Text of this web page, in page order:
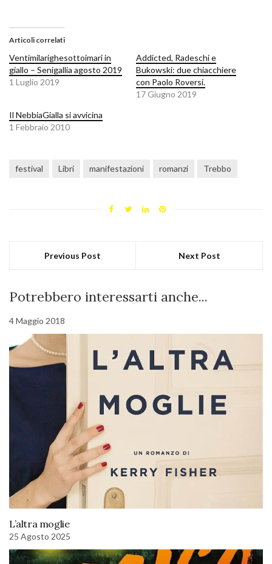
Articoli correlati
Ventimilarighesottoimari in
giallo – Senigallia agosto 2019
1 Luglio 2019
Addicted, Radeschi e
Bukowski: due chiacchiere
con Paolo Roversi.
17 Giugno 2019
Il NebbiaGialla si avvicina
1 Febbraio 2010
festival Libri manifestazioni romanzi Trebbo
Previous Post Next Post
Potrebbero interessarti anche...
4 Maggio 2018
L’altra moglie
25 Agosto 2025